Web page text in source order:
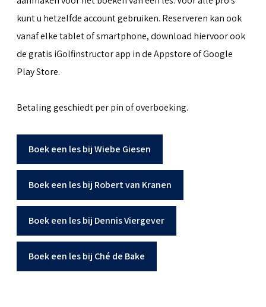
kunt u hetzelfde account gebruiken. Reserveren kan ook
vanaf elke tablet of smartphone, download hiervoor ook
de gratis iGolfinstructor app in de Appstore of Google
Play Store.
Betaling geschiedt per pin of overboeking.
Boek een les bij Wiebe Giesen
Boek een les bij Robert van Kranen
Boek een les bij Dennis Viergever
Boek een les bij Ché de Bake